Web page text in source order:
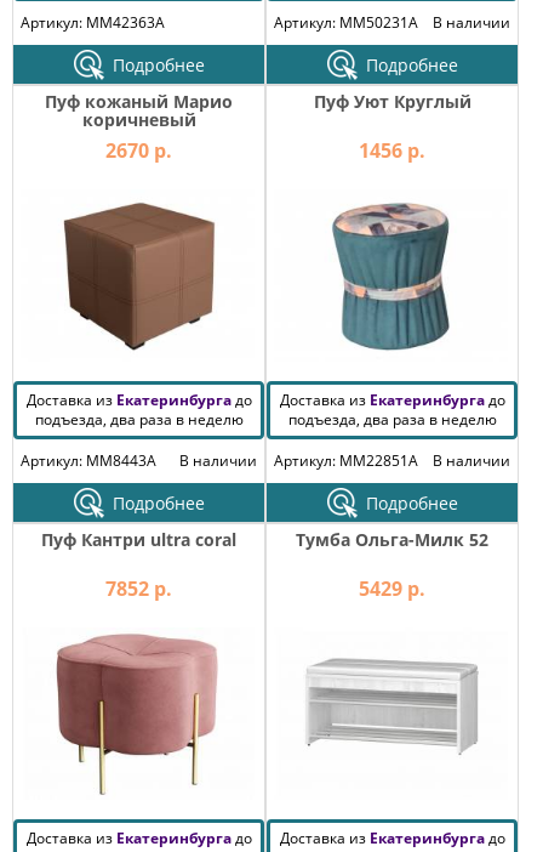
Артикул: MM42363A
Подробнее
Артикул: MM50231A
В наличии
Подробнее
Пуф кожаный Марио
коричневый
2670 р.
Доставка из Екатеринбургадо
подъезда, два раза в неделю
Артикул: MM8443A
В наличии
Подробнее
Пуф Уют Круглый
1456 р.
Доставка из Екатеринбургадо
подъезда, два раза в неделю
Артикул: MM22851A
В наличии
Подробнее
Пуф Кантри ultra coral
7852 р.
Доставка из Екатеринбургадо
Тумба Ольга-Милк 52
5429 р.
Доставка из Екатеринбургадо